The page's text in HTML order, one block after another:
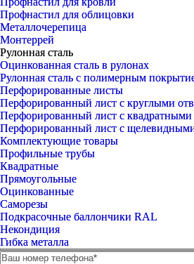
Профнастил для облицовки
Металлочерепица
Монтеррей
Рулонная сталь
Оцинкованная сталь в рулонах
Рулонная сталь с полимерным
Перфорированные листы
Перфорированный лист с круглыми
Перфорированный лист с квадратными
Перфорированный лист с
Комплектующие товары
Профильные трубы
Квадратные
Прямоугольные
Оцинкованные
Саморезы
Подкрасочные баллончики RAL
Некондиция
Гибка металла